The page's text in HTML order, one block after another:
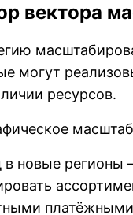
вектора
могут
ресурсов.
новые регионы